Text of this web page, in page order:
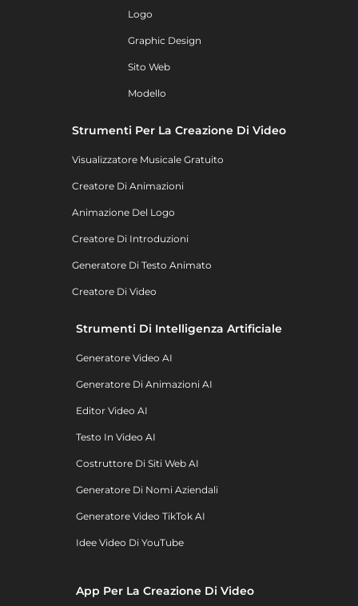
Logo
Graphic Design
Sito Web
Modello
Strumenti Per La Creazione Di Video
Visualizzatore Musicale Gratuito
Creatore Di Animazioni
Animazione Del Logo
Creatore Di Introduzioni
Generatore Di Testo Animato
Creatore Di Video
Strumenti Di Intelligenza Artificiale
Generatore Video AI
Generatore Di Animazioni AI
Editor Video AI
Testo In Video AI
Costruttore Di Siti Web AI
Generatore Di Nomi Aziendali
Generatore Video TikTok AI
Idee Video Di YouTube
App Per La Creazione Di Video